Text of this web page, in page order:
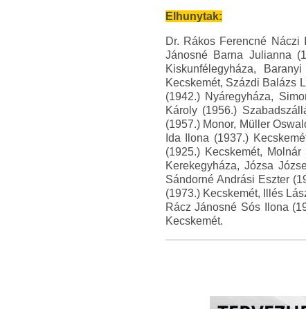
Elhunytak:
Dr. Rákos Ferencné Náczi
Jánosné Barna Julianna
Kiskunfélegyháza,
Kecskemét, Százdi Balázs
(1942.) Nyáregyháza,
Károly (1956.)
(1957.) Monor, Müller
Ida Ilona (1937.)
(1925.) Kecskemét,
Kerekegyháza, Józsa
Sándorné Andrási Eszter
(1973.) Kecskemét, Illés
Rácz Jánosné Sós Ilona
Kecskemét.